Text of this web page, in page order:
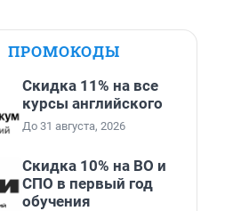
ПРОМОКОДЫ
Скидка 11% на все
курсы английского
До 31 августа, 2026
Скидка 10% на ВО и
СПО в первый год
обучения